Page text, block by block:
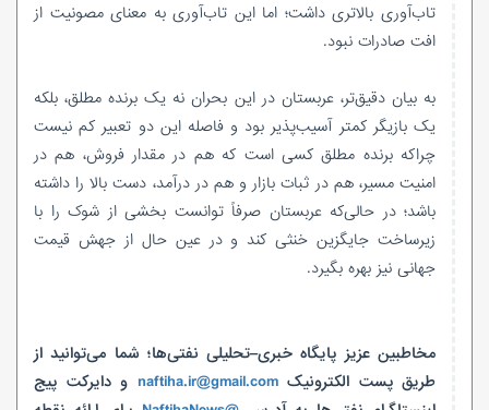
تاب‌آوری بالاتری داشت؛ اما این تاب‌آوری به معنای مصونیت از
افت صادرات نبود.
به بیان دقیق‌تر، عربستان در این بحران نه یک برنده مطلق، بلکه
یک بازیگر کمتر آسیب‌پذیر بود و فاصله این دو تعبیر کم نیست
چراکه برنده مطلق کسی است که هم در مقدار فروش، هم در
امنیت مسیر، هم در ثبات بازار و هم در درآمد، دست بالا را داشته
باشد؛ در حالی‌که عربستان صرفاً توانست بخشی از شوک را با
زیرساخت جایگزین خنثی کند و در عین حال از جهش قیمت
جهانی نیز بهره بگیرد.
مخاطبین عزیز پایگاه خبری–تحلیلی نفتی‌ها؛ شما می‌توانید از
طریق پست الکترونیکnaftiha.ir@gmail.com و دایرکت پیج